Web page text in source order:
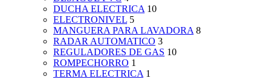
DUCHA ELECTRICA 10
ELECTRONIVEL 5
MANGUERA PARA LAVADORA 8
RADAR AUTOMATICO 3
REGULADORES DE GAS 10
ROMPECHORRO 1
TERMA ELECTRICA 1